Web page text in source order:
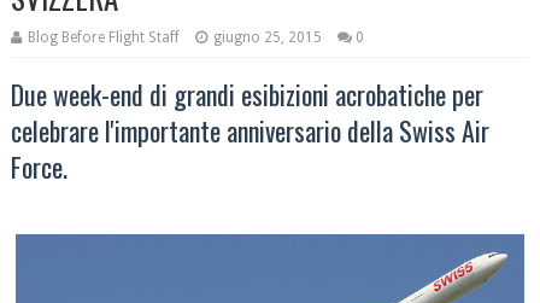
Blog Before Flight Staff giugno 25, 2015 0
Due week-end di grandi esibizioni acrobatiche per
celebrare l'importante anniversario della Swiss Air
Force.